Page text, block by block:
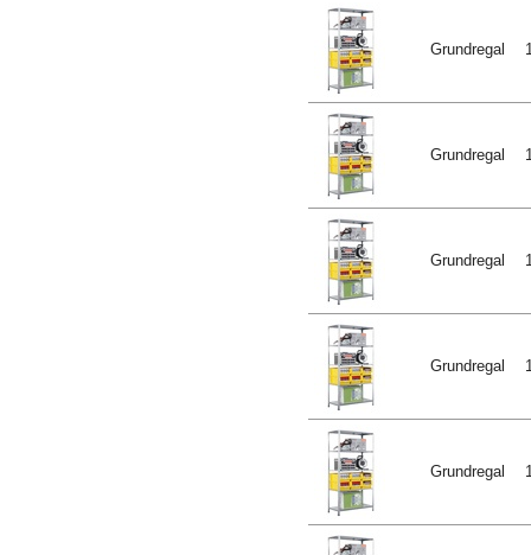
Grundregal
Grundregal
Grundregal
Grundregal
Grundregal